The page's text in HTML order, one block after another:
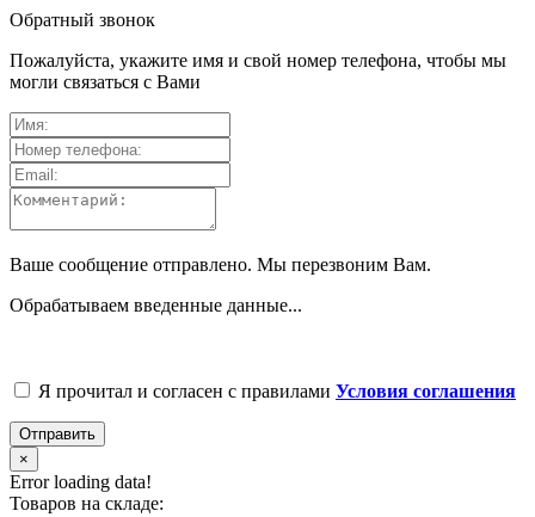
Обратный звонок
Пожалуйста, укажите имя и свой номер телефона, чтобы мы
могли связаться с Вами
Ваше сообщение отправлено. Мы перезвоним Вам.
Обрабатываем введенные данные...
Я прочитал и согласен с правилами Условия соглашения
Отправить
×
Error loading data!
Товаров на складе: